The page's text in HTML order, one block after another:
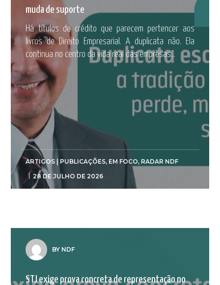
muda de suporte
Há títulos de crédito que parecem pertencer aos
livros de Direito Empresarial. A duplicata não. Ela
continua no centro da vida real das empresas...
ARTIGOS | PUBLICAÇÕES, EM FOCO, RADAR NDF
28 DE JULHO DE 2026
BY NDF
STJ exige prova concreta de representação no